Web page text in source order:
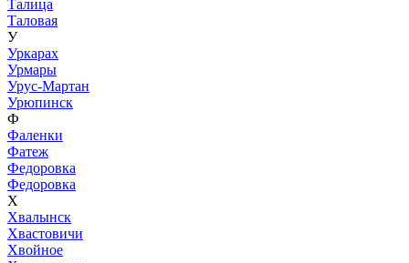
Талица
Таловая
У
Уркарах
Урмары
Урус-Мартан
Урюпинск
Ф
Фаленки
Фатеж
Федоровка
Федоровка
Х
Хвалынск
Хвастовичи
Хвойное